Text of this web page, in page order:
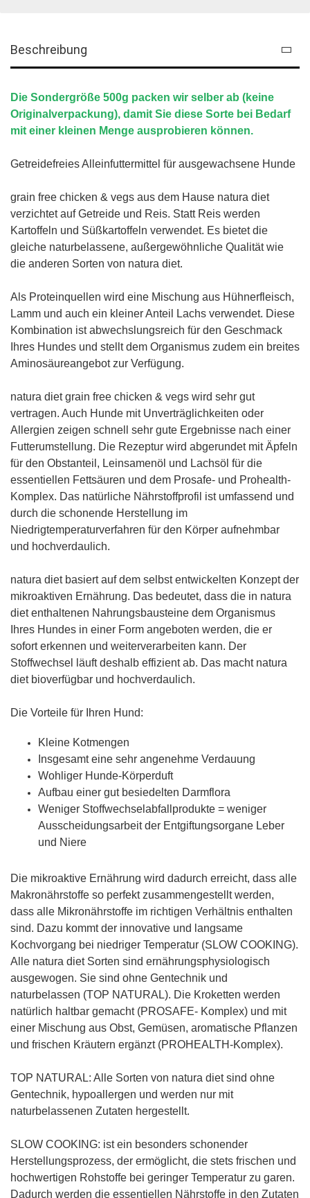
Beschreibung
Die Sondergröße 500g packen wir selber ab (keine
Originalverpackung), damit Sie diese Sorte bei Bedarf
mit einer kleinen Menge ausprobieren können.
Getreidefreies Alleinfuttermittel für ausgewachsene Hunde
grain free chicken & vegs aus dem Hause natura diet
verzichtet auf Getreide und Reis. Statt Reis werden
Kartoffeln und Süßkartoffeln verwendet. Es bietet die
gleiche naturbelassene, außergewöhnliche Qualität wie
die anderen Sorten von natura diet.
Als Proteinquellen wird eine Mischung aus Hühnerfleisch,
Lamm und auch ein kleiner Anteil Lachs verwendet. Diese
Kombination ist abwechslungsreich für den Geschmack
Ihres Hundes und stellt dem Organismus zudem ein breites
Aminosäureangebot zur Verfügung.
natura diet grain free chicken & vegs wird sehr gut
vertragen. Auch Hunde mit Unverträglichkeiten oder
Allergien zeigen schnell sehr gute Ergebnisse nach einer
Futterumstellung. Die Rezeptur wird abgerundet mit Äpfeln
für den Obstanteil, Leinsamenöl und Lachsöl für die
essentiellen Fettsäuren und dem Prosafe- und Prohealth-
Komplex. Das natürliche Nährstoffprofil ist umfassend und
durch die schonende Herstellung im
Niedrigtemperaturverfahren für den Körper aufnehmbar
und hochverdaulich.
natura diet basiert auf dem selbst entwickelten Konzept der
mikroaktiven Ernährung. Das bedeutet, dass die in natura
diet enthaltenen Nahrungsbausteine dem Organismus
Ihres Hundes in einer Form angeboten werden, die er
sofort erkennen und weiterverarbeiten kann. Der
Stoffwechsel läuft deshalb effizient ab. Das macht natura
diet bioverfügbar und hochverdaulich.
Die Vorteile für Ihren Hund:
Kleine Kotmengen
Insgesamt eine sehr angenehme Verdauung
Wohliger Hunde-Körperduft
Aufbau einer gut besiedelten Darmflora
Weniger Stoffwechselabfallprodukte = weniger
Ausscheidungsarbeit der Entgiftungsorgane Leber
und Niere
Die mikroaktive Ernährung wird dadurch erreicht, dass alle
Makronährstoffe so perfekt zusammengestellt werden,
dass alle Mikronährstoffe im richtigen Verhältnis enthalten
sind. Dazu kommt der innovative und langsame
Kochvorgang bei niedriger Temperatur (SLOW COOKING).
Alle natura diet Sorten sind ernährungsphysiologisch
ausgewogen. Sie sind ohne Gentechnik und
naturbelassen (TOP NATURAL). Die Kroketten werden
natürlich haltbar gemacht (PROSAFE- Komplex) und mit
einer Mischung aus Obst, Gemüsen, aromatische Pflanzen
und frischen Kräutern ergänzt (PROHEALTH-Komplex).
TOP NATURAL: Alle Sorten von natura diet sind ohne
Gentechnik, hypoallergen und werden nur mit
naturbelassenen Zutaten hergestellt.
SLOW COOKING: ist ein besonders schonender
Herstellungsprozess, der ermöglicht, die stets frischen und
hochwertigen Rohstoffe bei geringer Temperatur zu garen.
Dadurch werden die essentiellen Nährstoffe in den Zutaten